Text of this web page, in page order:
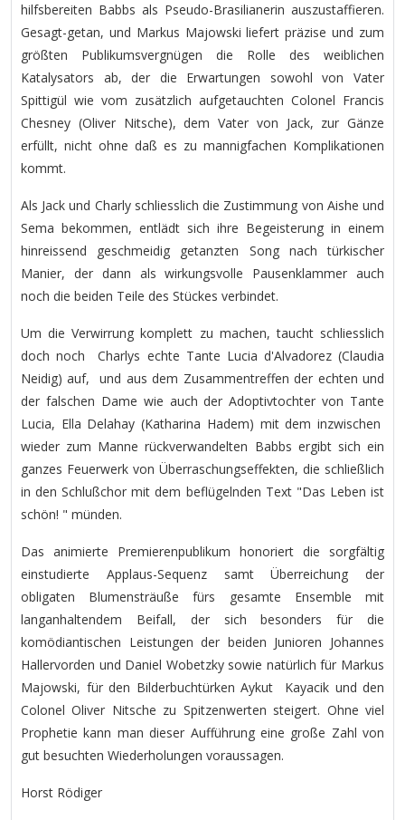
hilfsbereiten Babbs als Pseudo-Brasilianerin auszustaffieren.
Gesagt-getan, und Markus Majowski liefert präzise und zum
größten Publikumsvergnügen die Rolle des weiblichen
Katalysators ab, der die Erwartungen sowohl von Vater
Spittigül wie vom zusätzlich aufgetauchten Colonel Francis
Chesney (Oliver Nitsche), dem Vater von Jack, zur Gänze
erfüllt, nicht ohne daß es zu mannigfachen Komplikationen
kommt.
Als Jack und Charly schliesslich die Zustimmung von Aishe und
Sema bekommen, entlädt sich ihre Begeisterung in einem
hinreissend geschmeidig getanzten Song nach türkischer
Manier, der dann als wirkungsvolle Pausenklammer auch
noch die beiden Teile des Stückes verbindet.
Um die Verwirrung komplett zu machen, taucht schliesslich
doch noch Charlys echte Tante Lucia d'Alvadorez (Claudia
Neidig) auf, und aus dem Zusammentreffen der echten und
der falschen Dame wie auch der Adoptivtochter von Tante
Lucia, Ella Delahay (Katharina Hadem) mit dem inzwischen
wieder zum Manne rückverwandelten Babbs ergibt sich ein
ganzes Feuerwerk von Überraschungseffekten, die schließlich
in den Schlußchor mit dem beflügelnden Text "Das Leben ist
schön! " münden.
Das animierte Premierenpublikum honoriert die sorgfältig
einstudierte Applaus-Sequenz samt Überreichung der
obligaten Blumensträuße fürs gesamte Ensemble mit
langanhaltendem Beifall, der sich besonders für die
komödiantischen Leistungen der beiden Junioren Johannes
Hallervorden und Daniel Wobetzky sowie natürlich für Markus
Majowski, für den Bilderbuchtürken Aykut Kayacik und den
Colonel Oliver Nitsche zu Spitzenwerten steigert. Ohne viel
Prophetie kann man dieser Aufführung eine große Zahl von
gut besuchten Wiederholungen voraussagen.
Horst Rödiger